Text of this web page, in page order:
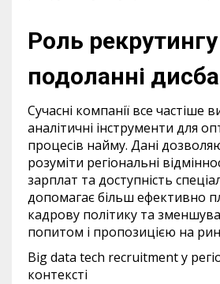
Роль
подоланні
Сучасні компанії все частіше
аналітичні інструменти для
процесів найму. Дані
розуміти регіональні
зарплат та доступність
допомагає більш ефективно
кадрову політику та
попитом і пропозицією на
Big data tech recruitment у
контексті